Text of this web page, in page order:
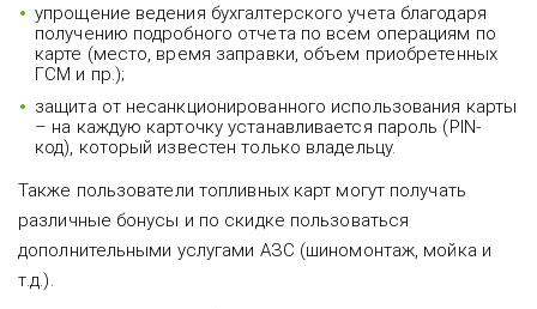
упрощение ведения бухгалтерского учета благодаря
получению подробного отчета по всем операциям по
карте (место, время заправки, объем приобретенных
ГСМ и пр.);
защита от несанкционированного использования карты
– на каждую карточку устанавливается пароль (PIN-
код), который известен только владельцу.
Также пользователи топливных карт могут получать
различные бонусы и по скидке пользоваться
дополнительными услугами АЗС (шиномонтаж, мойка и
т.д.).